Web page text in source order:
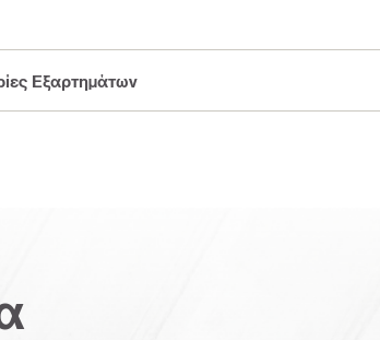
Εξαρτημάτων